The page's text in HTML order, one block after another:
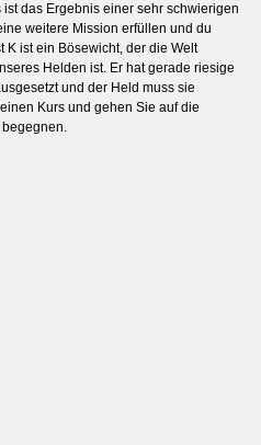
das Ergebnis einer sehr schwierigen
weitere Mission erfüllen und du
K ist ein Bösewicht, der die Welt
Helden ist. Er hat gerade riesige
und der Held muss sie
Kurs und gehen Sie auf die
begegnen.